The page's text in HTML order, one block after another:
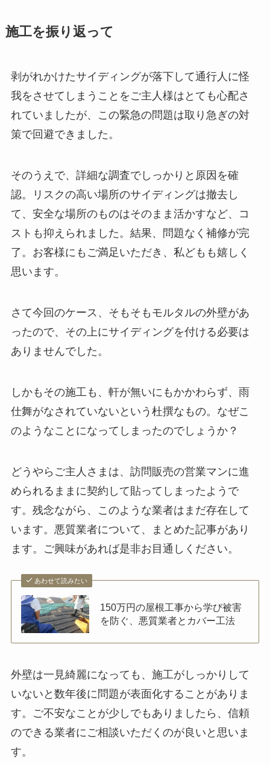
施工を振り返って
剥がれかけたサイディングが落下して通行人に怪
我をさせてしまうことをご主人様はとても心配さ
れていましたが、この緊急の問題は取り急ぎの対
策で回避できました。
そのうえで、詳細な調査でしっかりと原因を確
認。リスクの高い場所のサイディングは撤去し
て、安全な場所のものはそのまま活かすなど、コ
ストも抑えられました。結果、問題なく補修が完
了。お客様にもご満足いただき、私どもも嬉しく
思います。
さて今回のケース、そもそもモルタルの外壁があ
ったので、その上にサイディングを付ける必要は
ありませんでした。
しかもその施工も、軒が無いにもかかわらず、雨
仕舞がなされていないという杜撰なもの。なぜこ
のようなことになってしまったのでしょうか？
どうやらご主人さまは、訪問販売の営業マンに進
められるままに契約して貼ってしまったようで
す。残念ながら、このような業者はまだ存在して
います。悪質業者について、まとめた記事があり
ます。ご興味があれば是非お目通しください。
あわせて読みたい
150万円の屋根工事から学び被害
を防ぐ、悪質業者とカバー工法
外壁は一見綺麗になっても、施工がしっかりして
いないと数年後に問題が表面化することがありま
す。ご不安なことが少しでもありましたら、信頼
のできる業者にご相談いただくのが良いと思いま
す。